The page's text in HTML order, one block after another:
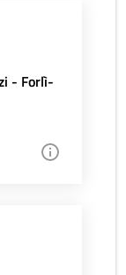
- Forlì-